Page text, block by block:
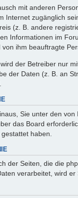
mit anderen
Internet zugänglich
(z. B. andere
Informationen im
ihm beauftragte
der Betreiber nur
der Daten (z. B. an
Sie unter den
das Board
haben.
der Seiten, die die
verarbeitet, wird